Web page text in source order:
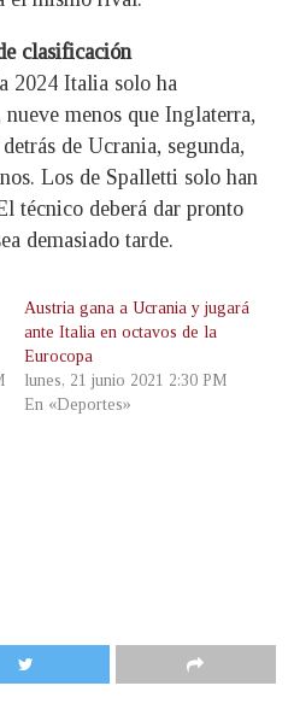
clasificación
2024 Italia solo ha
menos que Inglaterra,
de Ucrania, segunda,
Los de Spalletti solo han
técnico deberá dar pronto
demasiado tarde.
Austria gana a Ucrania y jugará
ante Italia en octavos de la
Eurocopa
lunes, 21 junio 2021 2:30 PM
En «Deportes»